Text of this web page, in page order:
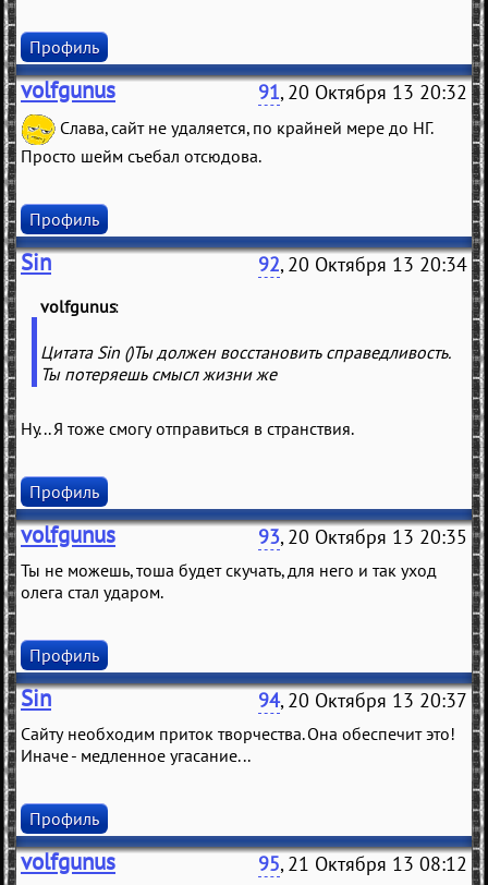
Профиль
volfgunus 91, 20 Октября 13 20:32
Слава, сайт не удаляется, по крайней мере до НГ.
Просто шейм съебал отсюдова.
Профиль
Sin 92, 20 Октября 13 20:34
volfgunus
Цитата Sin ()Ты должен восстановить справедливость.
Ты потеряешь смысл жизни же
Ну... Я тоже смогу отправиться в странствия.
Профиль
volfgunus 93, 20 Октября 13 20:35
Ты не можешь, тоша будет скучать, для него и так уход
олега стал ударом.
Профиль
Sin 94, 20 Октября 13 20:37
Сайту необходим приток творчества. Она обеспечит это!
Иначе - медленное угасание...
Профиль
volfgunus 95, 21 Октября 13 08:12